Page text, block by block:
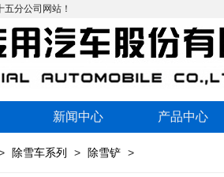
分公司网站！
新闻中心 产品中心
除雪车系列 > 除雪铲 >